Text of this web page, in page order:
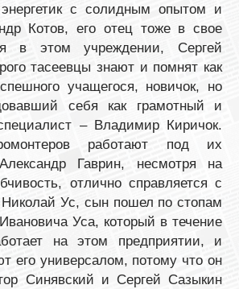
с солидным опытом и
Котов, его отец тоже в свое
в этом учреждении, Сергей
тасеевцы знают и помнят как
учащегося, новичок, но
себя как грамотный и
– Владимир Киричок.
работают под их
Гаврин, несмотря на
отлично справляется с
Ус, сын пошел по стопам
Уса, который в течение
на этом предприятии, и
его универсалом, потому что он
Синявский и Сергей Сазыкин